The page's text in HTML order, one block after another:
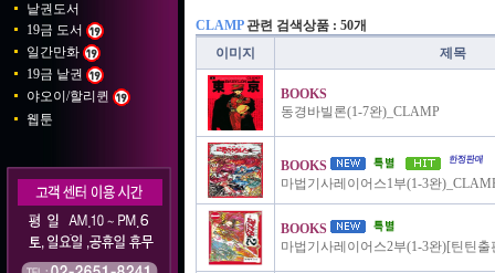
낱권도서
19금 도서
일간만화
19금 낱권
야오이/할리퀸
웹툰
CLAMP관련 검색상품 : 50개
이미지
제목
BOOKS
동경바빌론(1-7완)_CLAMP
BOOKS
마법기사레이어스1부(1-3완
BOOKS
마법기사레이어스2부(1-3완)[틴틴